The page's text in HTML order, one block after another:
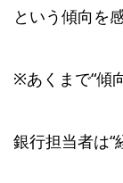
という傾向を
※あくまで“傾
銀行担当者は“